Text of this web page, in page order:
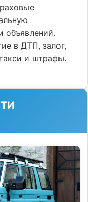
в ДТП, залог,
и штрафы.